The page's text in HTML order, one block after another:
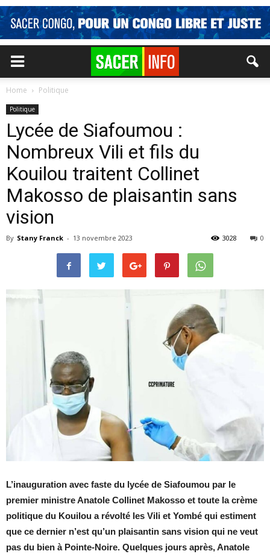
Home Politique
Politique
Lycée de Siafoumou :
Nombreux Vili et fils du
Kouilou traitent Collinet
Makosso de plaisantin sans
vision
By Stany Franck - 13 novembre 2023 0
3028
L’inauguration avec faste du lycée de Siafoumou par le
premier ministre Anatole Collinet Makosso et toute la crème
politique du Kouilou a révolté les Vili et Yombé qui estiment
que ce dernier n’est qu’un plaisantin sans vision qui ne veut
pas du bien à Pointe-Noire. Quelques jours après, Anatole